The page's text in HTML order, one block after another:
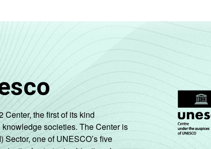
Center, the first of its kind
societies. The Center is
one of UNESCO’s five